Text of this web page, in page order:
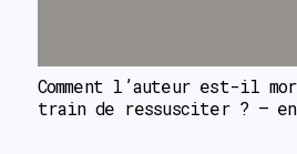
Comment l’auteur est-il
train de ressusciter ? –